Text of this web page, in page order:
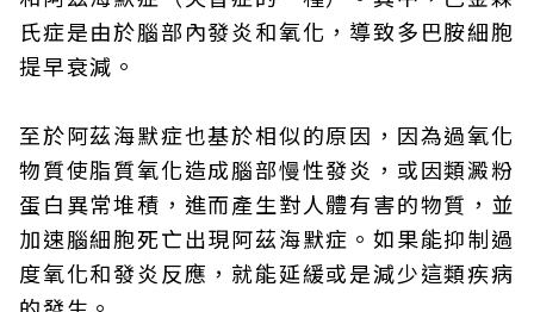
氏症是由於腦部內發炎和氧化，導致多巴胺細胞
提早衰減。
至於阿茲海默症也基於相似的原因，因為過氧化
物質使脂質氧化造成腦部慢性發炎，或因類澱粉
蛋白異常堆積，進而產生對人體有害的物質，並
加速腦細胞死亡出現阿茲海默症。如果能抑制過
度氧化和發炎反應，就能延緩或是減少這類疾病